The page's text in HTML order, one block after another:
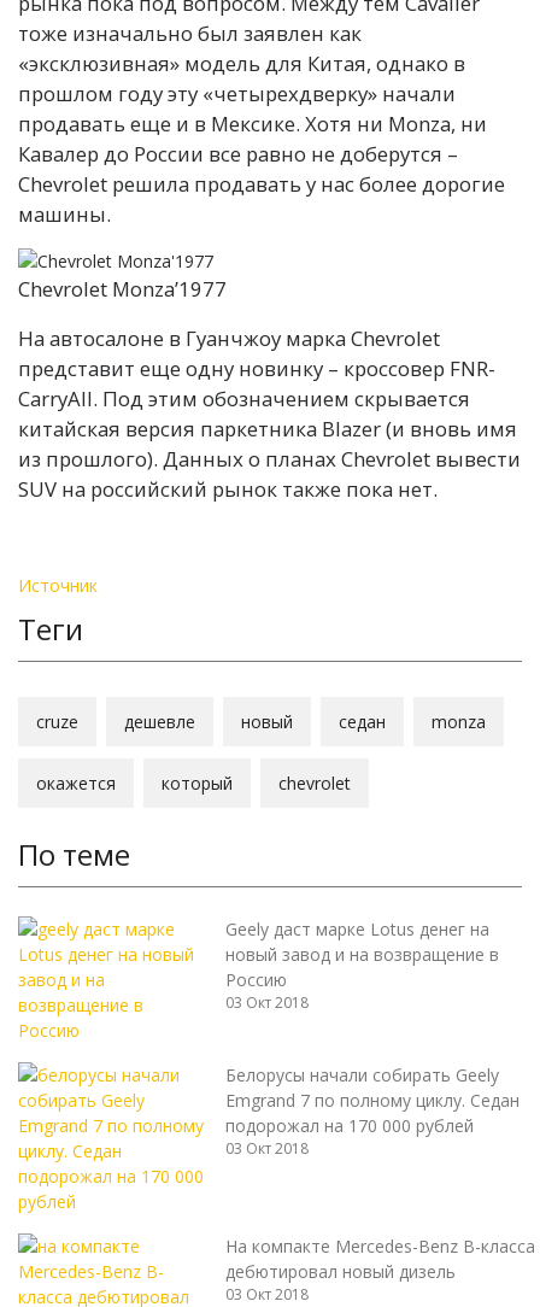
тоже изначально был заявлен как
«эксклюзивная» модель для Китая, однако в
прошлом году эту «четырехдверку» начали
продавать еще и в Мексике. Хотя ни Monza, ни
Кавалер до России все равно не доберутся –
Chevrolet решила продавать у нас более дорогие
машины.
Chevrolet Monza’1977
На автосалоне в Гуанчжоу марка Chevrolet
представит еще одну новинку – кроссовер FNR-
CarryAll. Под этим обозначением скрывается
китайская версия паркетника Blazer (и вновь имя
из прошлого). Данных о планах Chevrolet вывести
SUV на российский рынок также пока нет.
Источник
Теги
cruze дешевле новый седан monza
окажется который chevrolet
По теме
Geely даст марке Lotus денег на
новый завод и на возвращение в
Россию
03 Окт 2018
Белорусы начали собирать Geely
Emgrand 7 по полному циклу. Седан
подорожал на 170 000 рублей
03 Окт 2018
На компакте Mercedes-Benz B-класса
дебютировал новый дизель
03 Окт 2018